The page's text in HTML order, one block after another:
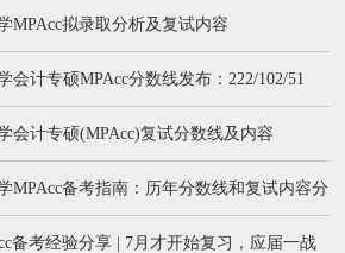
MPAcc拟录取分析及复试内容
会计专硕MPAcc分数线发布：222/102/51
会计专硕(MPAcc)复试分数线及内容
MPAcc备考指南：历年分数线和复试内容分
备考经验分享 | 7月才开始复习，应届一战